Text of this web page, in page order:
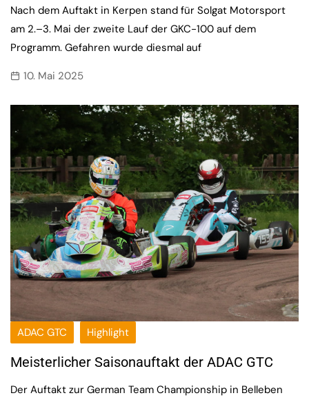
Nach dem Auftakt in Kerpen stand für Solgat Motorsport
am 2.–3. Mai der zweite Lauf der GKC-100 auf dem
Programm. Gefahren wurde diesmal auf
10. Mai 2025
ADAC GTC Highlight
Meisterlicher Saisonauftakt der ADAC GTC
Der Auftakt zur German Team Championship in Belleben